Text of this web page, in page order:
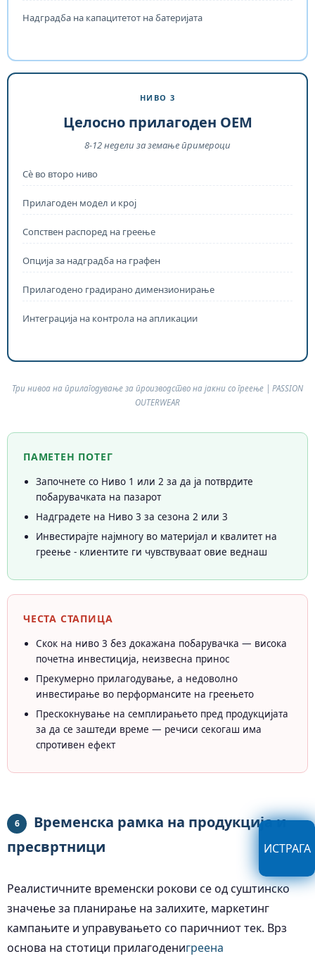
Надградба на капацитетот на батеријата
НИВО 3
Целосно прилагоден OEM
8-12 недели за земање примероци
Сè во второ ниво
Прилагоден модел и крој
Сопствен распоред на греење
Опција за надградба на графен
Прилагодено градирано димензионирање
Интеграција на контрола на апликации
Три нивоа на прилагодување за производство на јакни со греење | PASSION
OUTERWEAR
ПАМЕТЕН ПОТЕГ
Започнете со Ниво 1 или 2 за да ја потврдите
побарувачката на пазарот
Надградете на Ниво 3 за сезона 2 или 3
Инвестирајте најмногу во материјал и квалитет на
греење - клиентите ги чувствуваат овие веднаш
ЧЕСТА СТАПИЦА
Скок на ниво 3 без докажана побарувачка — висока
почетна инвестиција, неизвесна принос
Прекумерно прилагодување, а недоволно
инвестирање во перформансите на греењето
Прескокнување на семплирањето пред продукцијата
за да се заштеди време — речиси секогаш има
спротивен ефект
6
Временска рамка на продукција и
пресвртници
Реалистичните временски рокови се од суштинско
значење за планирање на залихите, маркетинг
кампањите и управувањето со паричниот тек. Врз
основа на стотици прилагоденигреена
ИСТРАГА